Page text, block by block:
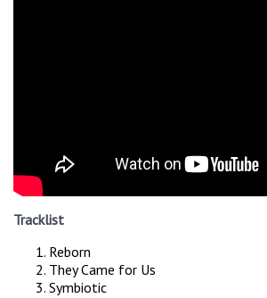
Tracklist
Reborn
They Came for Us
Symbiotic